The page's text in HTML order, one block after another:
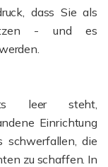
dass Sie als
- und es
leer steht,
Einrichtung
die
zu schaffen. In